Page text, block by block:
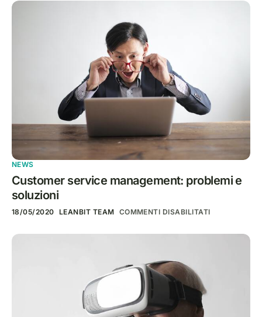
NEWS
Customer service management: problemi e
soluzioni
18/05/2020 LEANBIT TEAM COMMENTI DISABILITATI